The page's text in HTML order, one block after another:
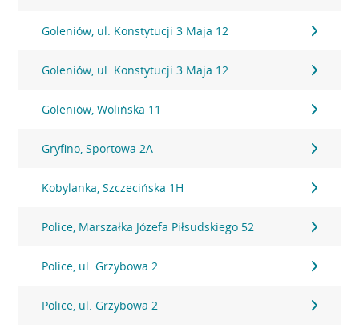
Goleniów, ul. Konstytucji 3 Maja 12
Goleniów, ul. Konstytucji 3 Maja 12
Goleniów, Wolińska 11
Gryfino, Sportowa 2A
Kobylanka, Szczecińska 1H
Police, Marszałka Józefa Piłsudskiego 52
Police, ul. Grzybowa 2
Police, ul. Grzybowa 2